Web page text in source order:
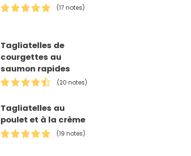
(17 notes)
Tagliatelles de
courgettes au
saumon rapides
(20 notes)
Tagliatelles au
poulet et à la crème
(19 notes)